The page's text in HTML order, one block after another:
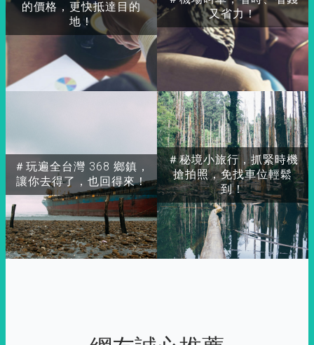
的價格，更快抵達目的
地！
＃玩遍全台灣 368 鄉鎮，
讓你去得了，也回得來！
＃秘境小旅行，抓緊時機
搶拍照，免找車位輕鬆
到！
又省力！